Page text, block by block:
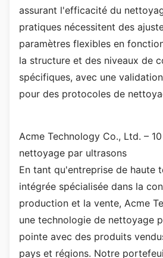
assurant l'efficacité du
pratiques nécessitent des
paramètres flexibles en
la structure et des niveaux de
spécifiques, avec une
pour des protocoles de
Acme Technology Co., Ltd. –
nettoyage par ultrasons
En tant qu'entreprise de haute
intégrée spécialisée dans la
production et la vente, Acme
une technologie de nettoyage
pointe avec des produits
pays et régions. Notre